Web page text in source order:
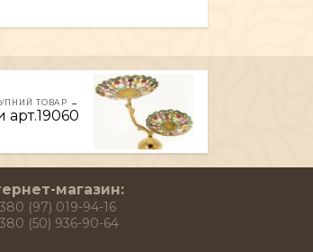
ТОВАР →
арт.19060
магазин:
(97) 019-94-16
(50) 936-90-64